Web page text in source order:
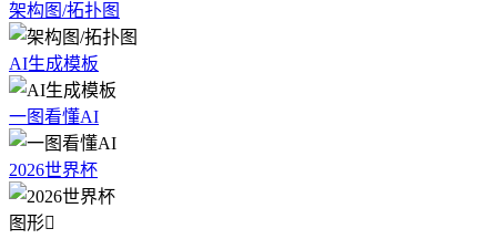
架构图/拓扑图
AI生成模板
一图看懂AI
2026世界杯
图形